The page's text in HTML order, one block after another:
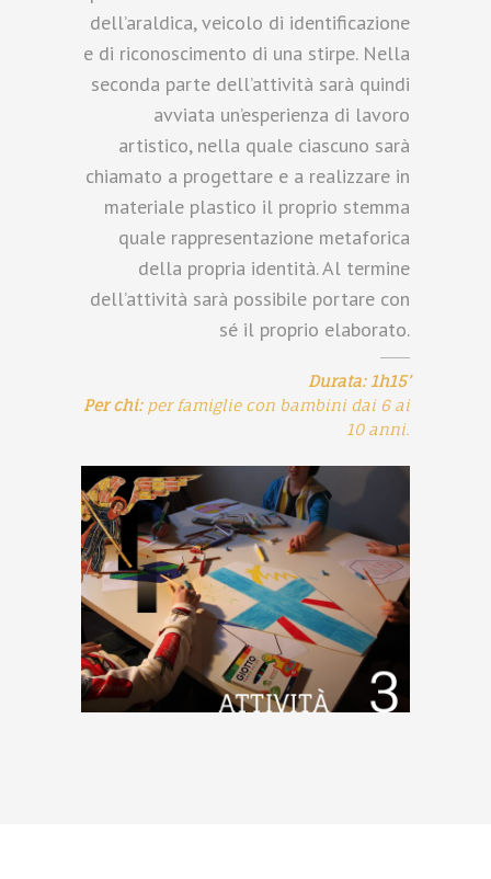
dell’araldica, veicolo di identificazione
e di riconoscimento di una stirpe. Nella
seconda parte dell’attività sarà quindi
avviata un’esperienza di lavoro
artistico, nella quale ciascuno sarà
chiamato a progettare e a realizzare in
materiale plastico il proprio stemma
quale rappresentazione metaforica
della propria identità. Al termine
dell’attività sarà possibile portare con
sé il proprio elaborato.
Durata: 1h15’
Per chi:per famiglie con bambini dai 6 ai
10 anni.